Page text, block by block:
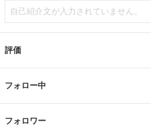
自己紹介文が入力されていません。
評価
フォロー中
フォロワー